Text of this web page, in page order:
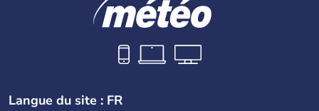
Langue du site : FR